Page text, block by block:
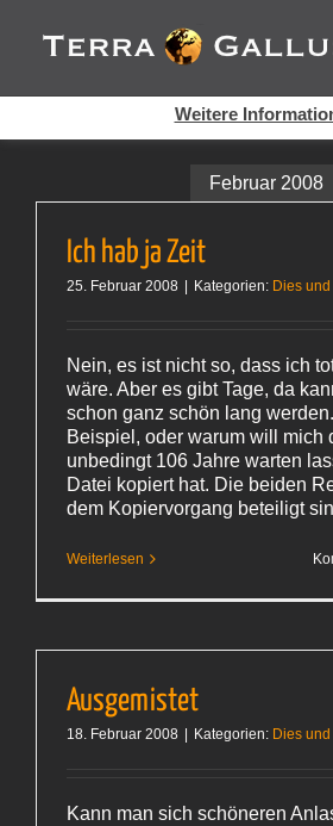
Inhalt
springen
Februar 2008
Ich hab ja Zeit
25. Februar 2008 Kategorien: Dies
Nein, es ist nicht so, dass ich
wäre. Aber es gibt Tage, da
schon ganz schön lang
Beispiel, oder warum will mich
unbedingt 106 Jahre warten
Datei kopiert hat. Die beiden
dem Kopiervorgang beteiligt
Weiterlesen
Ausgemistet
18. Februar 2008 Kategorien: Dies
Kann man sich schöneren
Cookies helfen auf auf dieser Seite
Dienste. Durch die Nutzung dieser
Weitere